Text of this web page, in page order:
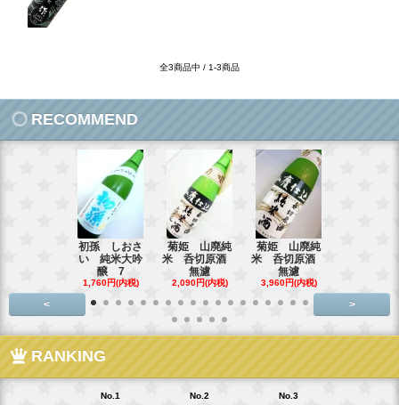
全3商品中 / 1-3商品
RECOMMEND
初孫 しおさ
い 純米大吟
醸 7
1,760円(内税)
菊姫 山廃純
米 呑切原酒
無濾
2,090円(内税)
菊姫 山廃純
米 呑切原酒
無濾
3,960円(内税)
< >
RANKING
No.1 No.2 No.3